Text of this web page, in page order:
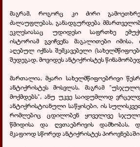
მაგრამ, როგორც კი ძირი
ძალაუფლებას, განადგურდება
ეკლესიასაც უდიდესი საფრთხე
ისტორიამ გვიჩვენა მაგალითები
აღებულ იქნას შემკავებელი
შედეგად, მოვიდეს ანტიქრისტეს
მართალია, მყარი სახელმწიფოებრივი
ანტიქრისტეს მოსვლას, მაგრამ
მოქმდებს", ანუ უკვე საიდუმლოდ
ანტიქრისტიანული საწყისები, ის
რომლებიც ცდილობენ ყოველივე
წმიდისა და ღვთაებრივის დამხობას,
მკაფიოდ სწორედ ანტიქრისტეს